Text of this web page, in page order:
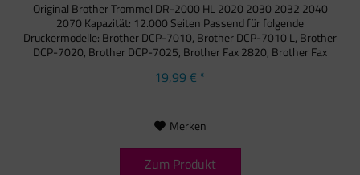
Original Brother Trommel DR-2000 HL 2020 2030 2032 2040
2070 Kapazität: 12.000 Seiten Passend für folgende
Druckermodelle: Brother DCP-7010, Brother DCP-7010 L, Brother
DCP-7020, Brother DCP-7025, Brother Fax 2820, Brother Fax
19,99 € *
Merken
Zum Produkt